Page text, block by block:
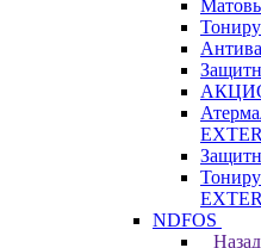
NDFOS
Назад